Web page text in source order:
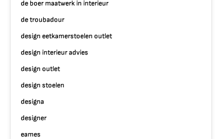
de boer maatwerk in interieur
de troubadour
design eetkamerstoelen outlet
design interieur advies
design outlet
design stoelen
designa
designer
eames